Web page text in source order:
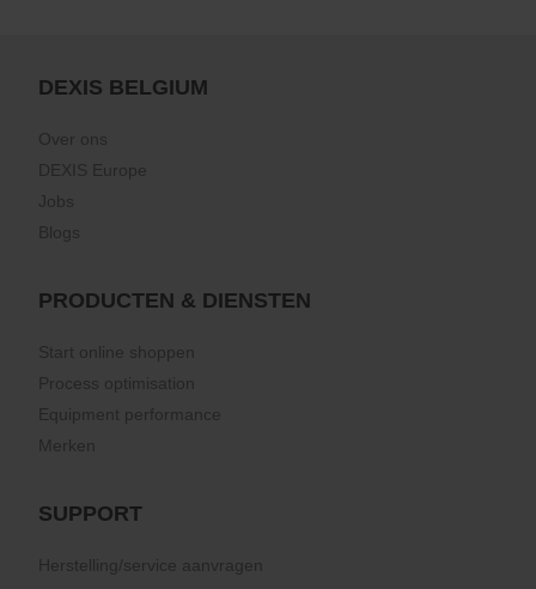
DEXIS BELGIUM
Over ons
DEXIS Europe
Jobs
Blogs
PRODUCTEN & DIENSTEN
Start online shoppen
Process optimisation
Equipment performance
Merken
SUPPORT
Herstelling/service aanvragen